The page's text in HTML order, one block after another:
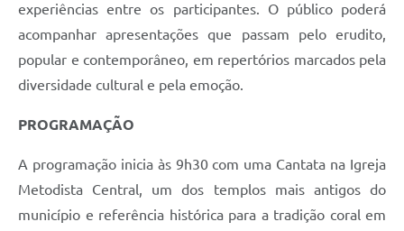
Termos de Uso & Política de Privacidade
experiências entre os participantes. O público poderá
acompanhar apresentações que passam pelo erudito,
popular e contemporâneo, em repertórios marcados pela
diversidade cultural e pela emoção.
PROGRAMAÇÃO
A programação inicia às 9h30 com uma Cantata na Igreja
Metodista Central, um dos templos mais antigos do
município e referência histórica para a tradição coral em